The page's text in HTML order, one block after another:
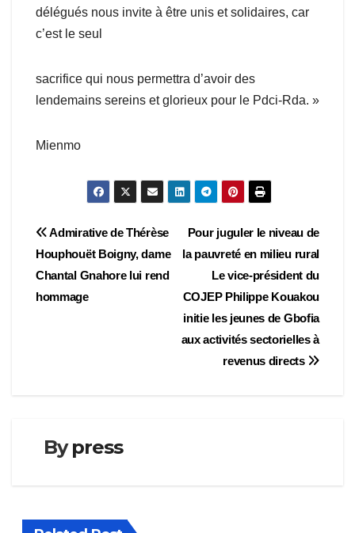
délégués nous invite à être unis et solidaires, car
c’est le seul
sacrifice qui nous permettra d’avoir des
lendemains sereins et glorieux pour le Pdci-Rda. »
Mienmo
Navigation
de
l’article
Pour juguler le niveau de
la pauvreté en milieu rural
Le vice-président du
COJEP Philippe Kouakou
initie les jeunes de Gbofia
aux activités sectorielles à
revenus directs
Admirative de Thérèse
Houphouët Boigny, dame
Chantal Gnahore lui rend
hommage
Bypress